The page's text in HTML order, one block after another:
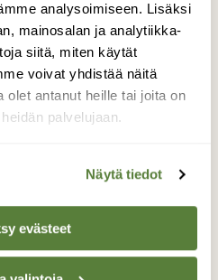
analysoimiseen. Lisäksi
mainosalan ja analytiikka-
siitä, miten käytät
voivat yhdistää näitä
olet antanut heille tai joita on
palvelujaan.
Näytä tiedot
evästeet
maanviljelijän
4.8.2019 Akaa
Akaa 4.8.2019
LISTAAN